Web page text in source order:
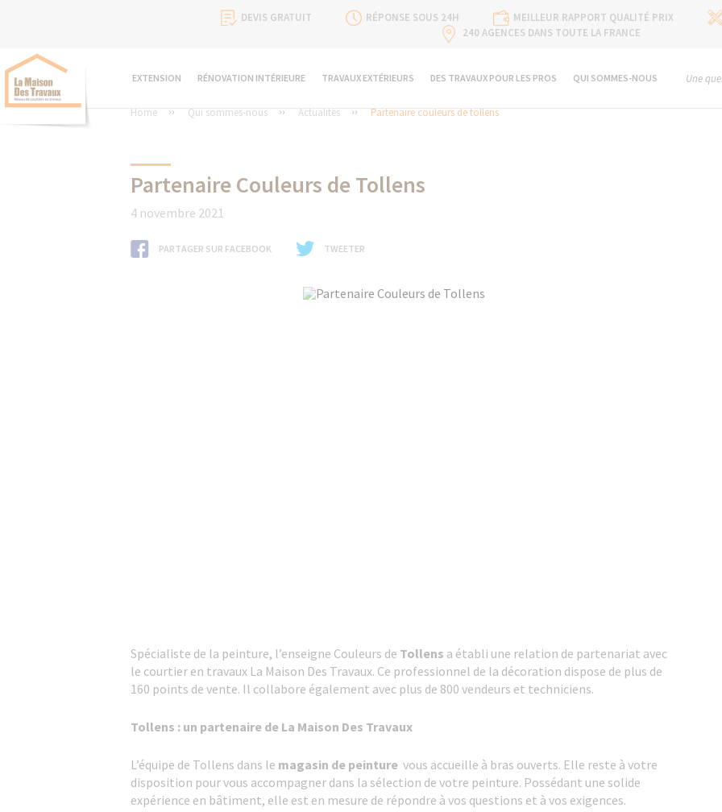
DEVIS GRATUIT RÉPONSE SOUS 24H MEILLEUR RAPPORT QUALITÉ PRIX
240 AGENCES DANS TOUTE LA FRANCE
EXTENSION RÉNOVATION INTÉRIEURE TRAVAUX EXTÉRIEURS DES TRAVAUX POUR LES PROS QUI SOMMES-NOUS Une
Home Qui sommes-nous Actualités Partenaire couleurs de tollens
Partenaire Couleurs de Tollens
4 novembre 2021
PARTAGER SUR FACEBOOK TWEETER
Spécialiste de la peinture, l’enseigne Couleurs de Tollens a établi une relation de partenariat avec
le courtier en travaux La Maison Des Travaux. Ce professionnel de la décoration dispose de plus de
160 points de vente. Il collabore également avec plus de 800 vendeurs et techniciens.
Tollens : un partenaire de La Maison Des Travaux
L’équipe de Tollens dans le magasin de peinture vous accueille à bras ouverts. Elle reste à votre
disposition pour vous accompagner dans la sélection de votre peinture. Possédant une solide
expérience en bâtiment, elle est en mesure de répondre à vos questions et à vos exigences.